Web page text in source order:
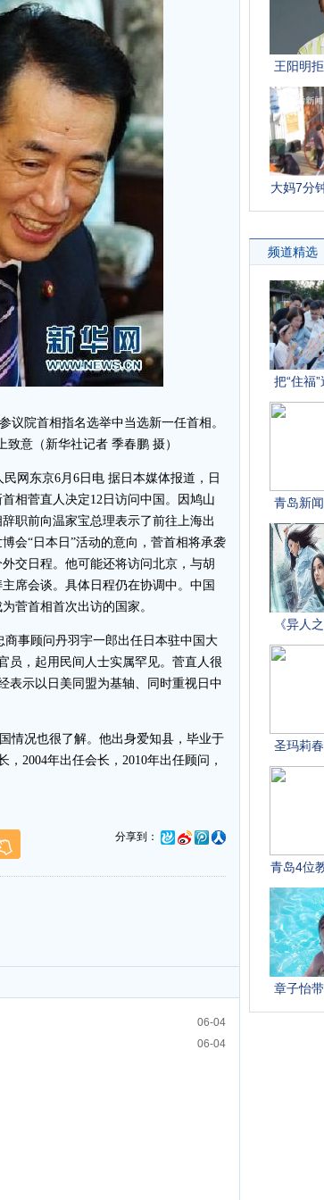
议院首相指名选举中当选新一任首相。
意（新华社记者 季春鹏 摄）
网东京6月6日电 据日本媒体报道，日
首相菅直人决定12日访问中国。因鸠山
辞职前向温家宝总理表示了前往上海出
博会“日本日”活动的意向，菅首相将承袭
外交日程。他可能还将访问北京，与胡
席会谈。具体日程仍在协调中。中国
菅首相首次出访的国家。
事顾问丹羽宇一郎出任日本驻中国大
员，起用民间人士实属罕见。菅直人很
表示以日美同盟为基轴、同时重视日中
情况也很了解。他出身爱知县，毕业于
2004年出任会长，2010年出任顾问，
分享到：
06-04
06-04